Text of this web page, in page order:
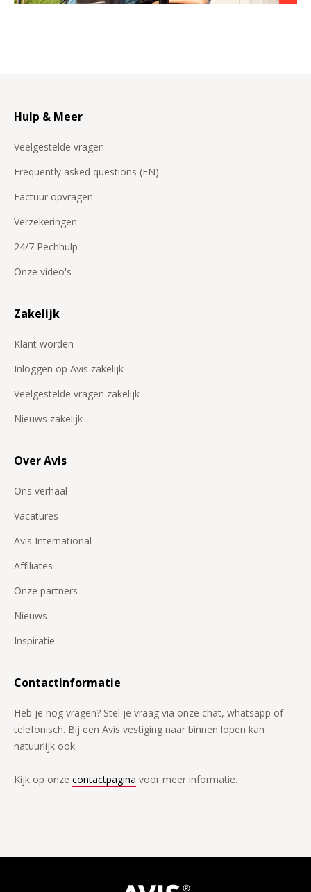
Hulp & Meer
Veelgestelde vragen
Frequently asked questions (EN)
Factuur opvragen
Verzekeringen
24/7 Pechhulp
Onze video's
Zakelijk
Klant worden
Inloggen op Avis zakelijk
Veelgestelde vragen zakelijk
Nieuws zakelijk
Over Avis
Ons verhaal
Vacatures
Avis International
Affiliates
Onze partners
Nieuws
Inspiratie
Contactinformatie
Heb je nog vragen? Stel je vraag via onze chat, whatsapp of
telefonisch. Bij een Avis vestiging naar binnen lopen kan
natuurlijk ook.
Kijk op onze contactpagina voor meer informatie.